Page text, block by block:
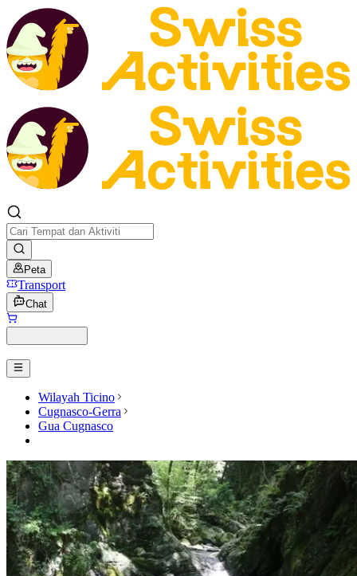
Peta
Transport
Chat
Wilayah Ticino
Cugnasco-Gerra
Gua Cugnasco